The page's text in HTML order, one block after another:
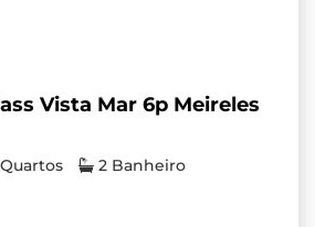
Vista Mar 6p Meireles
2 Banheiro